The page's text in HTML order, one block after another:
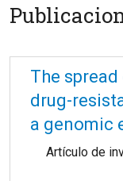
The
drug-
a genomic
Artículo de